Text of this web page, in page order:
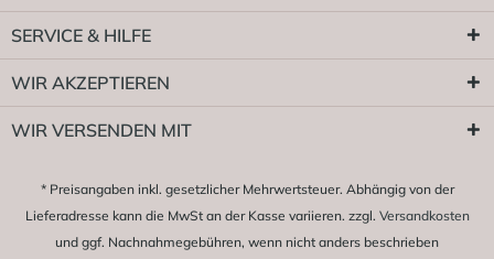
SERVICE & HILFE
WIR AKZEPTIEREN
WIR VERSENDEN MIT
* Preisangaben inkl. gesetzlicher Mehrwertsteuer. Abhängig von der
Lieferadresse kann die MwSt an der Kasse variieren. zzgl. Versandkosten
und ggf. Nachnahmegebühren, wenn nicht anders beschrieben